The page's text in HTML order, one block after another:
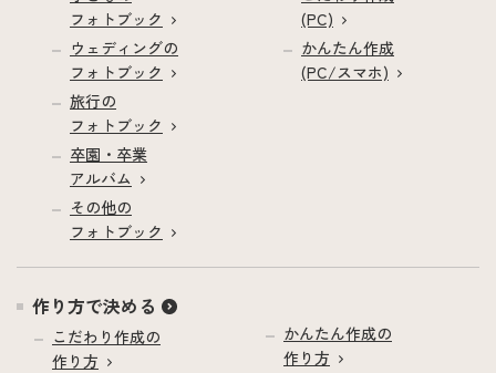
フォトブック
ウェディングの
フォトブック
旅行の
フォトブック
卒園・卒業
アルバム
その他の
フォトブック
(PC)
かんたん作成
(PC/スマホ)
作り方で決める
こだわり作成の
作り方
かんたん作成の
作り方